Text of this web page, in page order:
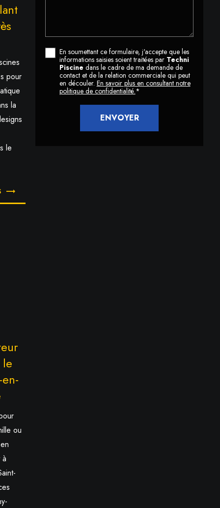
pour
la
le
ou
En soumettant ce formulaire, j'accepte que les
informations saisies soient traitées par Techni
Piscine dans le cadre de ma demande de
contact et de la relation commerciale qui peut
en découler. En savoir plus en consultant notre
politique de confidentialité.*